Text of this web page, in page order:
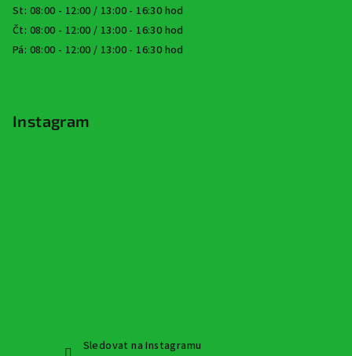
St: 08:00 - 12:00 / 13:00 - 16:30 hod
Čt: 08:00 - 12:00 / 13:00 - 16:30 hod
Pá: 08:00 - 12:00 / 13:00 - 16:30 hod
Instagram
Sledovat na Instagramu